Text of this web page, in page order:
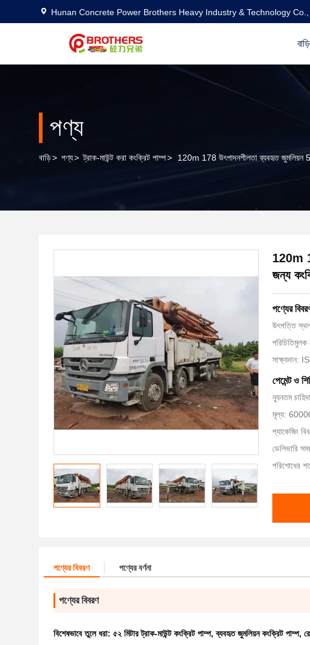
Hunan Concrete Power Brothers Heavy Industry & Technology
বাড়ি
পণ্য
বাড়ি> পণ্য> ট্রাক-মাউন্ট করা কংক্রিট পাম্প> 120m 178 উৎপাদনশীলতা ব্যবহৃত জুমলিয়ন
120m
জন্য
পণ্যের
উৎপত্তি
সাক্ষ্যদান:
পেমেন্ট ও
ন্যূনতম
মূল্য:
প্যাকেজিং
ডেলিভারি
পরিশোধের
পণ্যের বিবরণ পণ্যের বর্ণনা
পণ্যের বিবরণ
বিশেষভাবে তুলে ধরা: ৫২ মিটার ট্রাক-মাউন্ট কংক্রিট পাম্প,ব্যবহৃত জুমলিয়ন কংক্রিট পাম্প,